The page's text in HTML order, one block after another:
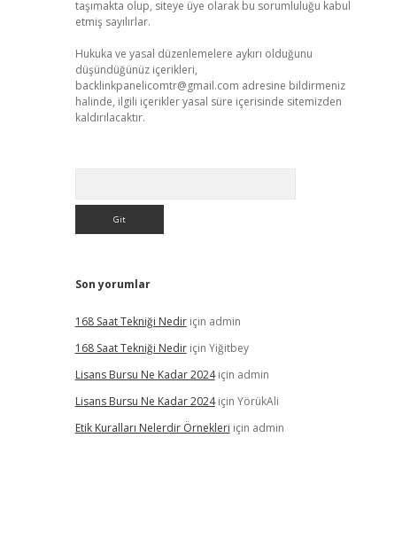
taşımakta olup, siteye üye olarak bu sorumluluğu kabul
etmiş sayılırlar.
Hukuka ve yasal düzenlemelere aykırı olduğunu
düşündüğünüz içerikleri,
backlinkpanelicomtr@gmail.com adresine bildirmeniz
halinde, ilgili içerikler yasal süre içerisinde sitemizden
kaldırılacaktır.
Son yorumlar
168 Saat Tekniği Nediriçin admin
168 Saat Tekniği Nediriçin Yiğitbey
Lisans Bursu Ne Kadar 2024için admin
Lisans Bursu Ne Kadar 2024için YörükAli
Etik Kuralları Nelerdir Örnekleri için admin